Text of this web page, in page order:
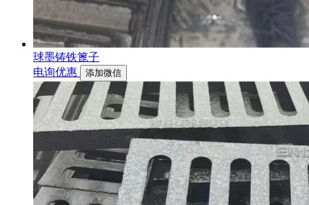
球墨铸铁篦子
电询优惠
添加微信